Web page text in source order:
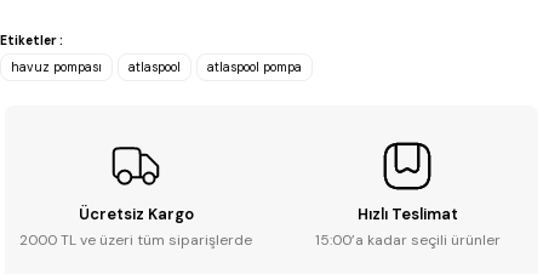
Etiketler :
havuz pompası
atlaspool atlaspool pompa
Ücretsiz Kargo
2000 TL ve üzeri tüm siparişlerde
Hızlı Teslimat
15:00’a kadar seçili ürünler